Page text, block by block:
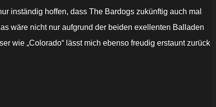
inständig hoffen, dass The Bardogs zukünftig auch mal
wäre nicht nur aufgrund der beiden exellenten Balladen
wie „Colorado“ lässt mich ebenso freudig erstaunt zurück